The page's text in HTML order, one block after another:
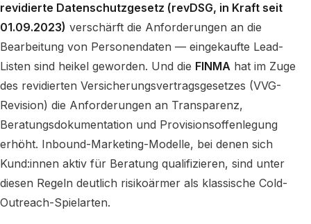
revidierte Datenschutzgesetz (revDSG, in Kraft seit
01.09.2023) verschärft die Anforderungen an die
Bearbeitung von Personendaten — eingekaufte Lead-
Listen sind heikel geworden. Und die FINMA hat im Zuge
des revidierten Versicherungsvertragsgesetzes (VVG-
Revision) die Anforderungen an Transparenz,
Beratungsdokumentation und Provisionsoffenlegung
erhöht. Inbound-Marketing-Modelle, bei denen sich
Kund:innen aktiv für Beratung qualifizieren, sind unter
diesen Regeln deutlich risikoärmer als klassische Cold-
Outreach-Spielarten.